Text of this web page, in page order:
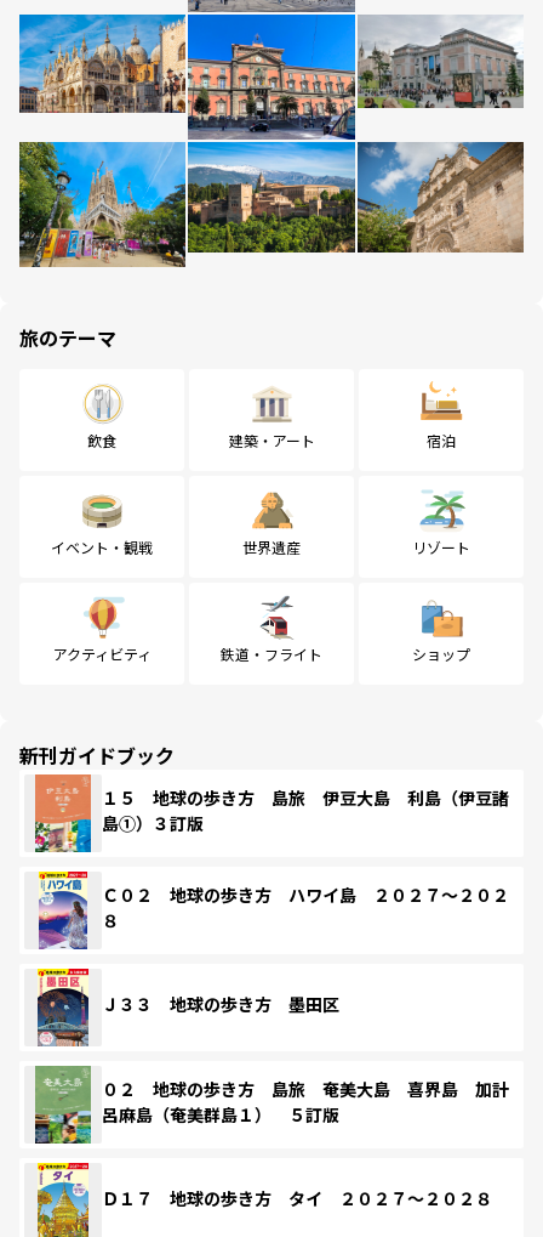
旅のテーマ
飲食 建築・アート 宿泊
イベント・観戦 世界遺産 リゾート
アクティビティ 鉄道・フライト ショップ
新刊ガイドブック
１５ 地球の歩き方 島旅 伊豆大島 利島（伊豆諸
島①）３訂版
Ｃ０２ 地球の歩き方 ハワイ島 ２０２７～２０２
８
Ｊ３３ 地球の歩き方 墨田区
０２ 地球の歩き方 島旅 奄美大島 喜界島 加計
呂麻島（奄美群島１） ５訂版
Ｄ１７ 地球の歩き方 タイ ２０２７～２０２８